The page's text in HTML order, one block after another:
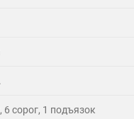
Поймал 8 наников.
сорог, 1 подъязок